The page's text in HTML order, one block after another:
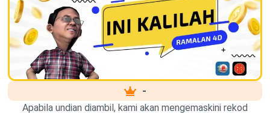
-
Apabila undian diambil, kami akan mengemaskini rekod